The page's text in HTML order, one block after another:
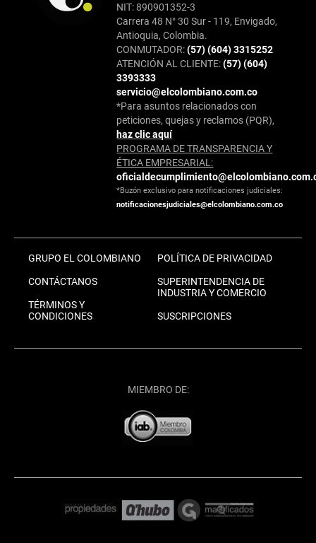
NIT: 890901352-3
Carrera 48 N° 30 Sur - 119, Envigado,
Antioquia, Colombia.
CONMUTADOR:(57) (604) 3315252
ATENCIÓN AL CLIENTE:(57) (604)
3393333
servicio@elcolombiano.com.co
*Para asuntos relacionados con
peticiones, quejas y reclamos (PQR),
haz clic aquí
PROGRAMA DE TRANSPARENCIA Y
ÉTICA EMPRESARIAL:
*Buzón exclusivo para notificaciones judiciales:
notificacionesjudiciales@elcolombiano.com.co
GRUPO EL COLOMBIANO
CONTÁCTANOS
TÉRMINOS Y
CONDICIONES
POLÍTICA DE PRIVACIDAD
SUPERINTENDENCIA DE
INDUSTRIA Y COMERCIO
SUSCRIPCIONES
MIEMBRO DE: